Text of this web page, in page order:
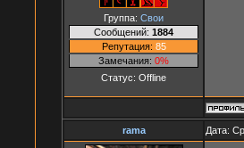
Группа: Свои
Сообщений: 1884
Репутация: 85
Замечания: 0%
Статус: Offline
rama Дата: